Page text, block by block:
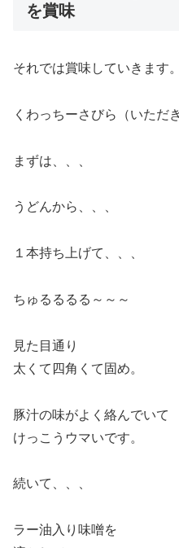
を賞味
それでは賞味していきます。
くわっちーさびら（いただ
まずは、、、
うどんから、、、
１本持ち上げて、、、
ちゅるるるる～～～
見た目通り
太くて四角くて固め。
豚汁の味がよく絡んでいて
けっこうウマいです。
続いて、、、
ラー油入り味噌を